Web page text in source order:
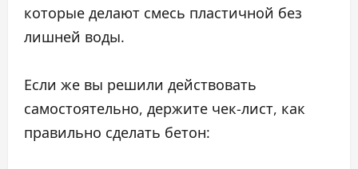
которые делают смесь пластичной без
лишней воды.
Если же вы решили действовать
самостоятельно, держите чек-лист, как
правильно сделать бетон: